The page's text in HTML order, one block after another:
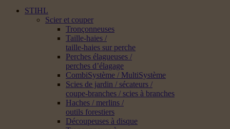
STIHL
Scier et couper
Tronçonneuses
Taille-haies /
taille-haies sur perche
Perches élagueuses /
perches d’élagage
CombiSystème / MultiSystème
Scies de jardin / sécateurs /
coupe-branches / scies à branches
Haches / merlins /
outils forestiers
Découpeuses à disque